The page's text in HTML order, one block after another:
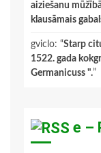
aiziešanu
klausāmais
gviclo: “Starp
1522. gada
Germanicuss ".”
e –